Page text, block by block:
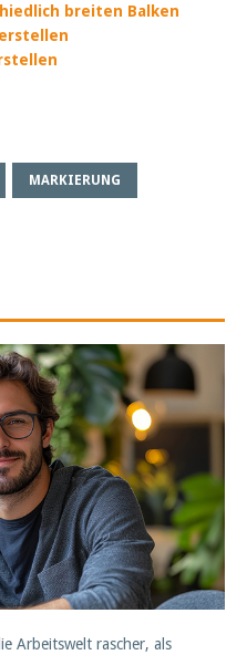
breiten Balken
MARKIERUNG
Arbeitswelt rascher, als